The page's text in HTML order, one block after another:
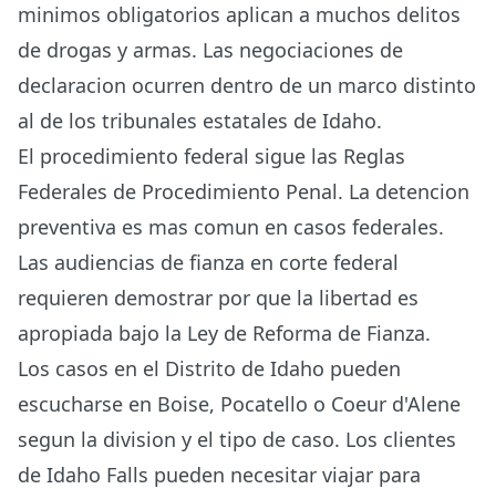
minimos obligatorios aplican a muchos delitos
de drogas y armas. Las negociaciones de
declaracion ocurren dentro de un marco distinto
al de los tribunales estatales de Idaho.
El procedimiento federal sigue las Reglas
Federales de Procedimiento Penal. La detencion
preventiva es mas comun en casos federales.
Las audiencias de fianza en corte federal
requieren demostrar por que la libertad es
apropiada bajo la Ley de Reforma de Fianza.
Los casos en el Distrito de Idaho pueden
escucharse en Boise, Pocatello o Coeur d'Alene
segun la division y el tipo de caso. Los clientes
de Idaho Falls pueden necesitar viajar para